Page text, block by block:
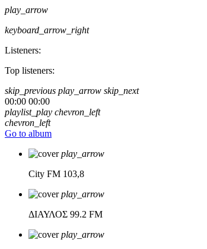
play_arrow
keyboard_arrow_right
Listeners:
Top listeners:
skip_previous play_arrow skip_next
00:00 00:00
playlist_play chevron_left
chevron_left
Go to album
play_arrow
City FM 103,8
play_arrow
ΔΙΑΥΛΟΣ 99.2 FM
play_arrow